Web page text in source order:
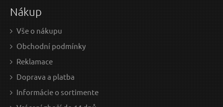
11,90 EUR / Ks
9.67 EUR bez DPH
Skladem
Vrták do kovu HSS, bal 5ks, O 8,5 L=117 L1=75, HSS,
Nákup
Vše o nákupu
Obchodní podmínky
Reklamace
Doprava a platba
Informácie o sortimente